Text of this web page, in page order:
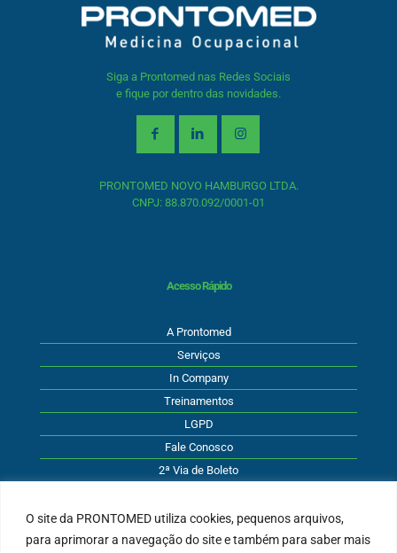
O site da PRONTOMED utiliza cookies, pequenos arquivos,
para aprimorar a navegação do site e também para saber mais
Siga a Prontomed nas Redes Sociais
e fique por dentro das novidades.
PRONTOMED NOVO HAMBURGO LTDA.
CNPJ: 88.870.092/0001-01
Acesso Rápido
A Prontomed
Serviços
In Company
Treinamentos
LGPD
Fale Conosco
2ª Via de Boleto
Atendimento